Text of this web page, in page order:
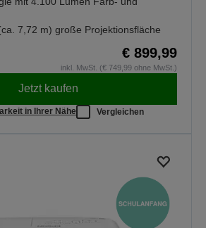
7,72 m) große Projektionsfläche
€ 899,99
inkl. MwSt. (€ 749,99 ohne MwSt.)
Jetzt kaufen
in Ihrer Nähe Vergleichen